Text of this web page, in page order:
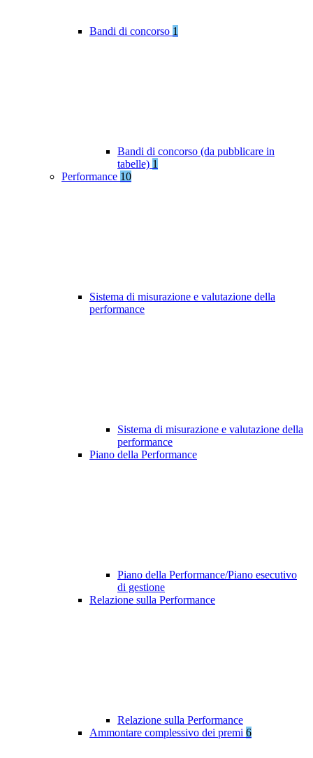
Bandi di concorso 1
Bandi di concorso (da pubblicare in
tabelle) 1
Performance 10
Sistema di misurazione e valutazione della
performance
Sistema di misurazione e valutazione della
performance
Piano della Performance
Piano della Performance/Piano esecutivo
di gestione
Relazione sulla Performance
Relazione sulla Performance
Ammontare complessivo dei premi 6